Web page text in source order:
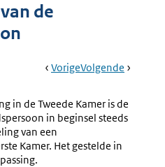
de
Book
Ga
VorigePagina:
Verdediging
Van
Initiatiefvoorstel
Ga
Volgende Pagina:
En
in de Tweede Kamer is de
in beginsel steeds
van een
Kamer. Het gestelde in